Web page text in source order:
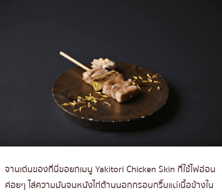
จานเด่นของที่นี่ขอยกเมนู Yakitori Chicken Skin ที่ใช้ไฟอ่อน
ค่อยๆ ไล่ความมันจนหนังไก่ด้านนอกกรอบกริ๊บแต่เนื้อข้างใน